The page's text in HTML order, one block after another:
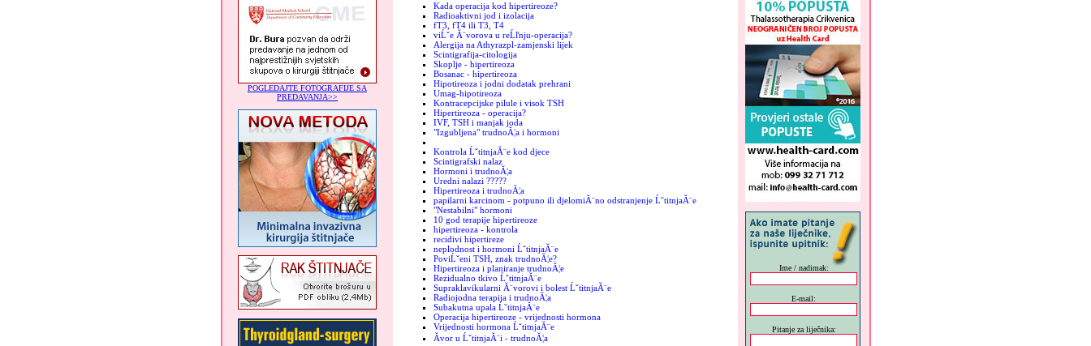
POGLEDAJTE FOTOGRAFIJE SA
PREDAVANJA>>
Kada operacija kod hipertireoze?
Radioaktivni jod i izolacija
fT3, fT4 ili T3, T4
viĹˇe Ă¨vorova u reĹľnju-operacija?
Alergija na Athyrazpl-zamjenski lijek
Scintigrafija-citologija
Skoplje - hipertireoza
Bosanac - hipertireoza
Hipotireoza i jodni dodatak prehrani
Umag-hipotireoza
Kontracepcijske pilule i visok TSH
Hipertireoza - operacija?
IVF, TSH i manjak joda
"Izgubljena" trudnoĂ¦a i hormoni
Kontrola ĹˇtitnjaĂ¨e kod djece
Scintigrafski nalaz
Hormoni i trudnoĂ¦a
Uredni nalazi ?????
Hipertireoza i trudnoĂ¦a
papilarni karcinom - potpuno ili djelomiĂ¨no odstranjenje ĹˇtitnjaĂ¨e
"Nestabilni" hormoni
10 god terapije hipertireoze
hipertireoza - kontrola
recidivi hipertireze
neplodnost i hormoni ĹˇtitnjaĂ¨e
PoviĹˇeni TSH, znak trudnoĂ¦e?
Hipertireoza i planiranje trudnoĂ¦e
Rezidualno tkivo ĹˇtitnjaĂ¨e
Supraklavikularni Ă¨vorovi i bolest ĹˇtitnjaĂ¨e
Radiojodna terapija i trudnoĂ¦a
Subakutna upala ĹˇtitnjaĂ¨e
Operacija hipertireoze - vrijednosti hormona
Vrijednosti hormona ĹˇtitnjaĂ¨e
Ăvor u ĹˇtitnjaĂ¨i - trudnoĂ¦a
Ime / nadimak:
E-mail:
Pitanje za liječnika: